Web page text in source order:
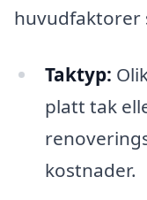
huvudfaktorer
Taktyp:
platt tak
kostnader.